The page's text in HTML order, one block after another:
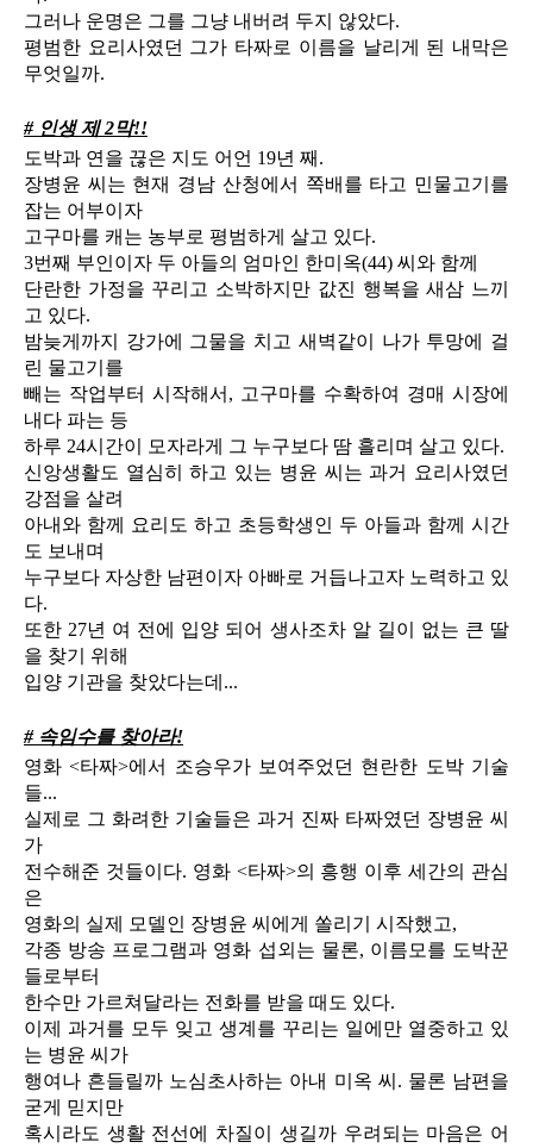
그러나 운명은 그를 그냥 내버려 두지 않았다.
평범한 요리사였던 그가 타짜로 이름을 날리게 된 내막은
무엇일까.
# 인생 제 2막!!
도박과 연을 끊은 지도 어언 19년 째.
장병윤 씨는 현재 경남 산청에서 쪽배를 타고 민물고기를
잡는 어부이자
고구마를 캐는 농부로 평범하게 살고 있다.
3번째 부인이자 두 아들의 엄마인 한미옥(44) 씨와 함께
단란한 가정을 꾸리고 소박하지만 값진 행복을 새삼 느끼
고 있다.
밤늦게까지 강가에 그물을 치고 새벽같이 나가 투망에 걸
린 물고기를
빼는 작업부터 시작해서, 고구마를 수확하여 경매 시장에
내다 파는 등
하루 24시간이 모자라게 그 누구보다 땀 흘리며 살고 있다.
신앙생활도 열심히 하고 있는 병윤 씨는 과거 요리사였던
강점을 살려
아내와 함께 요리도 하고 초등학생인 두 아들과 함께 시간
도 보내며
누구보다 자상한 남편이자 아빠로 거듭나고자 노력하고 있
다.
또한 27년 여 전에 입양 되어 생사조차 알 길이 없는 큰 딸
을 찾기 위해
입양 기관을 찾았다는데...
# 속임수를 찾아라!
영화 <타짜>에서 조승우가 보여주었던 현란한 도박 기술
들...
실제로 그 화려한 기술들은 과거 진짜 타짜였던 장병윤 씨
가
전수해준 것들이다. 영화 <타짜>의 흥행 이후 세간의 관심
은
영화의 실제 모델인 장병윤 씨에게 쏠리기 시작했고,
각종 방송 프로그램과 영화 섭외는 물론, 이름모를 도박꾼
들로부터
한수만 가르쳐달라는 전화를 받을 때도 있다.
이제 과거를 모두 잊고 생계를 꾸리는 일에만 열중하고 있
는 병윤 씨가
행여나 흔들릴까 노심초사하는 아내 미옥 씨. 물론 남편을
굳게 믿지만
혹시라도 생활 전선에 차질이 생길까 우려되는 마음은 어